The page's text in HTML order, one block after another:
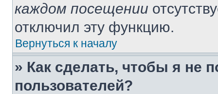
каждом посещении
отключил эту функцию.
Вернуться к началу
» Как сделать, чтобы я не
пользователей?